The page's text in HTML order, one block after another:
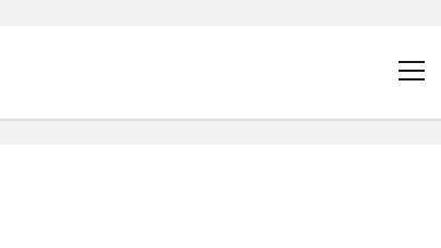
menüyü
aç
YÜKSELTME PARASIZ